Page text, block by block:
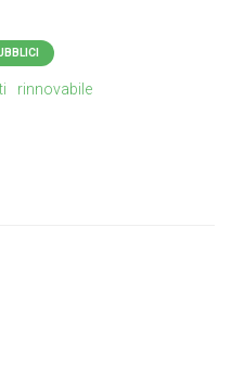
rinnovabile